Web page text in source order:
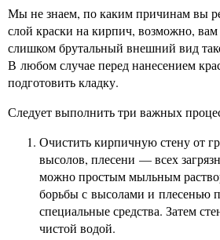
Мы не знаем, по каким причинам вы
слой краски на кирпич, возможно, вам
слишком брутальный внешний вид
В любом случае перед нанесением
подготовить кладку.
Следует выполнить три важных
Очистить кирпичную стену от
высолов, плесени — всех
можно простым мыльным
борьбы с высолами и плесенью
специальные средства. Затем
чистой водой.